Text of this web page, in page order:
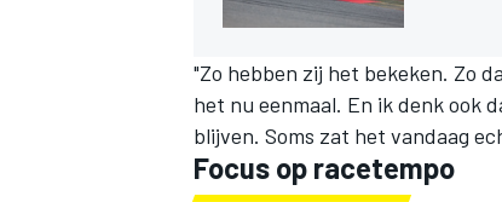
"Zo hebben zij het bekeken. Zo
het nu eenmaal. En ik denk ook
blijven. Soms zat het vandaag
Focus op racetempo